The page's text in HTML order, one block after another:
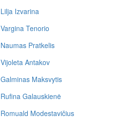
Lilja Izvarina
Vargina Tenorio
Naumas Pratkelis
Vijoleta Antakov
Galminas Maksvytis
Rufina Galauskienė
Romuald Modestavičius